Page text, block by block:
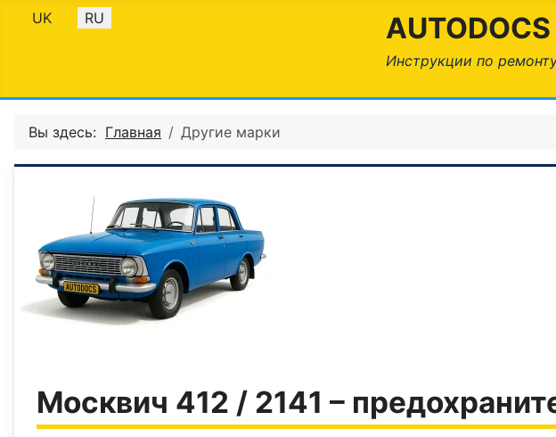
Выберите язык
UK RU AUTODOCS
Инструкции по
Вы здесь: Главная Другие марки
Москвич 412 / 2141 –